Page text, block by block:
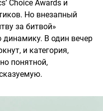
Choice Awards и
Но внезапный
за битвой»
В один вечер
и категория,
понятной,